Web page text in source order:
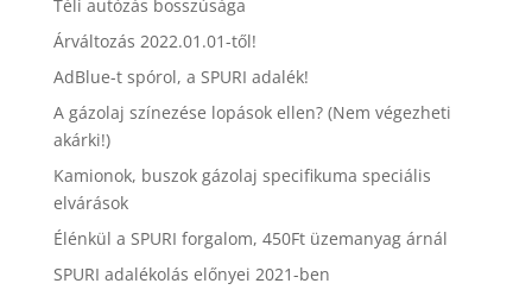
Téli autózás bosszúsága
Árváltozás 2022.01.01-től!
AdBlue-t spórol, a SPURI adalék!
A gázolaj színezése lopások ellen? (Nem végezheti
akárki!)
Kamionok, buszok gázolaj specifikuma speciális
elvárások
Élénkül a SPURI forgalom, 450Ft üzemanyag árnál
SPURI adalékolás előnyei 2021-ben